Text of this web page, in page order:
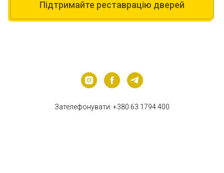
Підтримайте реставрацію дверей
Зателефонувати: +380 63 1794 400